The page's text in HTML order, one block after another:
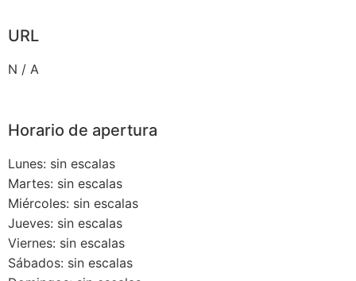
URL
N / A
Horario de apertura
Lunes: sin escalas
Martes: sin escalas
Miércoles: sin escalas
Jueves: sin escalas
Viernes: sin escalas
Sábados: sin escalas